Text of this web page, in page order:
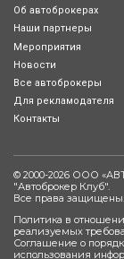
Об автоброкерах
Наши партнеры
Мероприятия
Новости
Все автоброкеры
Для рекламодателя
Контакты
© 2000-2026 ООО
"Автоброкер Клуб".
Все права
Политика в
реализуемых
Соглашение о
использования